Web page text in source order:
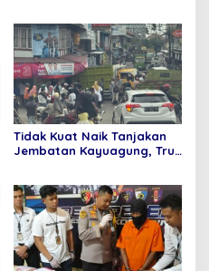
Tidak Kuat Naik Tanjakan
Jembatan Kayuagung, Truk